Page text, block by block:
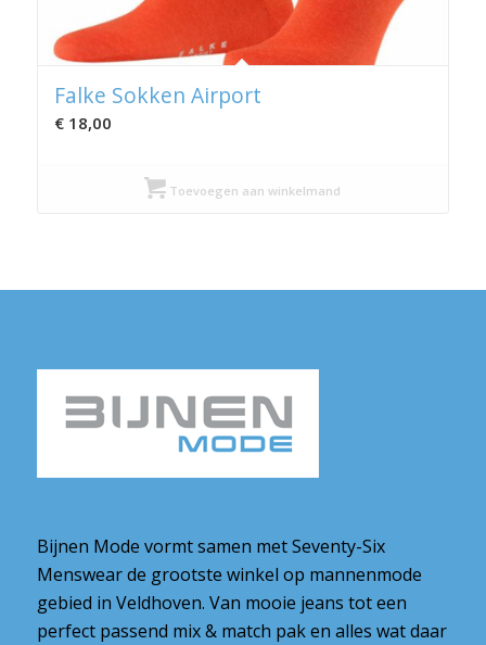
Falke Sokken Airport
€18,00
Toevoegen aan winkelmand
Bijnen Mode vormt samen met Seventy-Six
Menswear de grootste winkel op mannenmode
gebied in Veldhoven. Van mooie jeans tot een
perfect passend mix & match pak en alles wat daar